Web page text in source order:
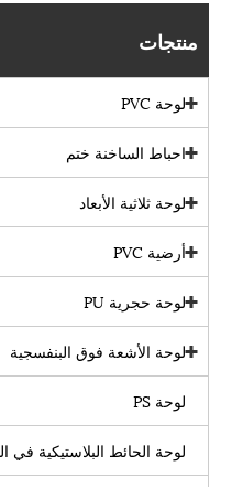
منتجات
لوحة PVC
احباط الساخنة ختم
لوحة ثلاثية الأبعاد
أرضية PVC
لوحة حجرية PU
لوحة الأشعة فوق البنفسجية
لوحة PS
لوحة الحائط البلاستيكية في